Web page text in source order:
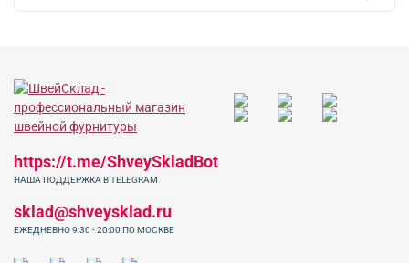
https://t.me/ShveySkladBot
НАША ПОДДЕРЖКА В TELEGRAM
sklad@shveysklad.ru
ЕЖЕДНЕВНО 9:30 - 20:00 ПО МОСКВЕ